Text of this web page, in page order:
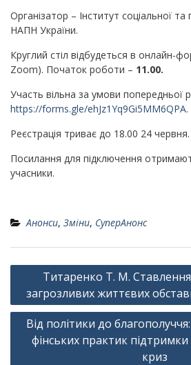
Організатор – Інститут соціальної та
НАПН України.
Круглий стіл відбудеться в онлайн-
Zoom). Початок роботи – 11.00.
Участь вільна за умови попередньої
https://forms.gle/ehJz1Yq9Gi5MM6QPA.
Реєстрація триває до 18.00 24 червня.
Посилання для підключення
учасники.
Анонси, Зміни, СуперАнонс
Навігація
записів
Титаренко Т. М. Ставлення
загрозливих життєвих
Від політики до
фінських практик
криз